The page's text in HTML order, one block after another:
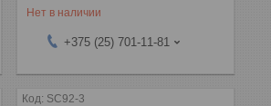
Нет в наличии
+375 (25) 701-11-81
SC92-3